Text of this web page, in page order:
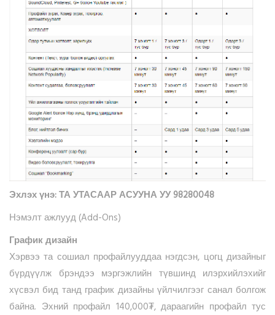
Эхлэх үнэ: ТА УТАСААР АСУУНА УУ 98280048
Нэмэлт ажлууд (Add-Ons)
График дизайн
Хэрвээ та сошиал профайлууддаа нэгдсэн, цогц дизайныг
бүрдүүлж брэндээ мэргэжлийн түвшинд илэрхийлэхийг
хүсвэл бид танд график дизайны үйлчилгээг санал болгож
байна. Эхний профайл 140,000₮, дараагийн профайл тус